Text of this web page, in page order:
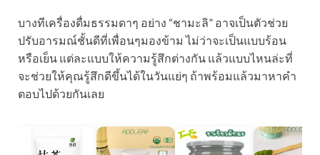
บางทีเครื่องดื่มธรรมดาๆ อย่าง “ชามะลิ” อาจเป็นตัวช่วย
ปรับอารมณ์ชั้นดีที่เพื่อนๆมองข้าม ไม่ว่าจะเป็นแบบร้อน
หรือเย็น แต่ละแบบให้ความรู้สึกต่างกัน แล้วแบบไหนล่ะที่
จะช่วยให้คุณรู้สึกดีขึ้นได้ในวันแย่ๆ ถ้าพร้อมแล้วมาหาคำ
ตอบไปด้วยกันเลย